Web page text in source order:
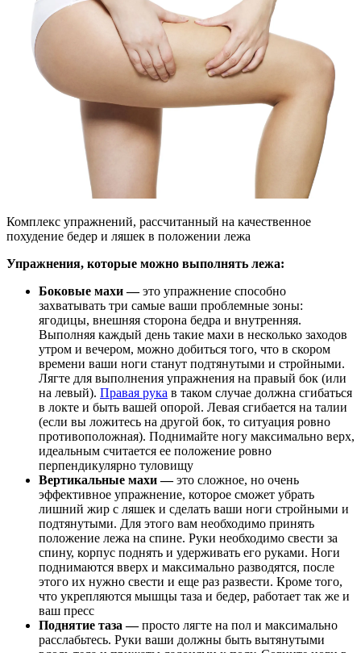
Комплекс упражнений, рассчитанный на качественное
похудение бедер и ляшек в положении лежа
Упражнения, которые можно выполнять лежа:
Боковые махи —это упражнение способно
захватывать три самые ваши проблемные зоны:
ягодицы, внешняя сторона бедра и внутренняя.
Выполняя каждый день такие махи в несколько заходов
утром и вечером, можно добиться того, что в скором
времени ваши ноги станут подтянутыми и стройными.
Лягте для выполнения упражнения на правый бок (или
на левый). Правая рука в таком случае должна сгибаться
в локте и быть вашей опорой. Левая сгибается на талии
(если вы ложитесь на другой бок, то ситуация ровно
противоположная). Поднимайте ногу максимально верх,
идеальным считается ее положение ровно
перпендикулярно туловищу
Вертикальные махи —это сложное, но очень
эффективное упражнение, которое сможет убрать
лишний жир с ляшек и сделать ваши ноги стройными и
подтянутыми. Для этого вам необходимо принять
положение лежа на спине. Руки необходимо свести за
спину, корпус поднять и удерживать его руками. Ноги
поднимаются вверх и максимально разводятся, после
этого их нужно свести и еще раз развести. Кроме того,
что укрепляются мышцы таза и бедер, работает так же и
ваш пресс
Поднятие таза —просто лягте на пол и максимально
расслабьтесь. Руки ваши должны быть вытянутыми